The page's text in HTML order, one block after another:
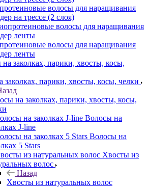
волосы для наращивания
на трессе (2 слоя)
волосы для наращивания
ленты
заколках, парики, хвосты, косы, челки
на заколках, парики, хвосты, косы,
Волосы на
J-line
Волосы на
5 Stars
Хвосты из
волос
Назад
Хвосты из натуральных волос